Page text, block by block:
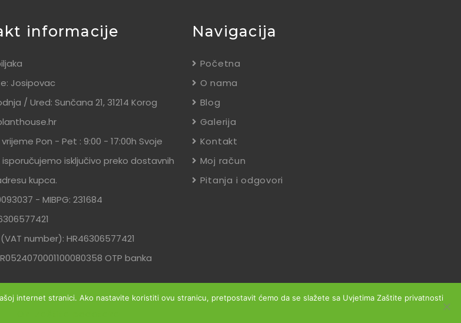
informacije
Josipovac
/ Ured: Sunčana 21, 31214 Korog
Pon - Pet : 9:00 - 17:00h Svoje
isključivo preko dostavnih
kupca.
- MIBPG: 231684
(VAT number): HR46306577421
OTP banka
Navigacija
Početna
O nama
Blog
Galerija
Kontakt
Moj račun
Pitanja i odgovori
internet stranici. Ako nastavite koristiti ovu stranicu, pretpostavit ćemo da se slažete sa Uvjetima Zaštite privatnosti